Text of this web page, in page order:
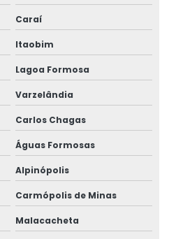
empresas
e periculosidade
Caraí
Itaobim
Lagoa Formosa
Varzelândia
Carlos Chagas
Águas Formosas
Alpinópolis
Carmópolis de Minas
Malacacheta